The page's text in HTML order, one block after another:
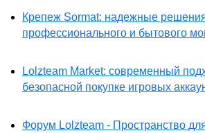
Крепеж Sormat: надежные
профессионального и бытового
Lolzteam Market: современный
безопасной покупке игровых
Форум Lolzteam - Пространство